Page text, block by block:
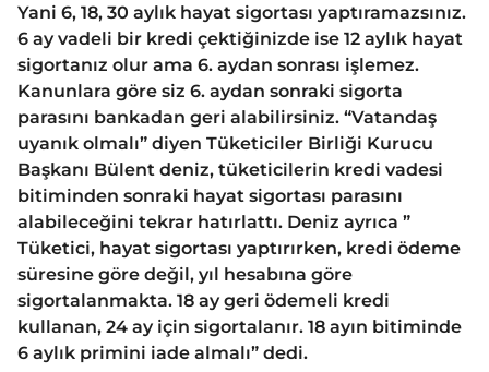
Yani 6, 18, 30 aylık hayat sigortası yaptıramazsınız.
6 ay vadeli bir kredi çektiğinizde ise 12 aylık hayat
sigortanız olur ama 6. aydan sonrası işlemez.
Kanunlara göre siz 6. aydan sonraki sigorta
parasını bankadan geri alabilirsiniz. “Vatandaş
uyanık olmalı” diyen Tüketiciler Birliği Kurucu
Başkanı Bülent deniz, tüketicilerin kredi vadesi
bitiminden sonraki hayat sigortası parasını
alabileceğini tekrar hatırlattı. Deniz ayrıca ”
Tüketici, hayat sigortası yaptırırken, kredi ödeme
süresine göre değil, yıl hesabına göre
sigortalanmakta. 18 ay geri ödemeli kredi
kullanan, 24 ay için sigortalanır. 18 ayın bitiminde
6 aylık primini iade almalı” dedi.